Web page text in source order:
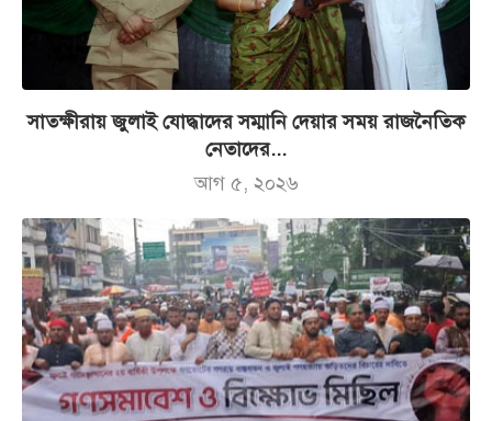
সাতক্ষীরায় জুলাই যোদ্ধাদের সম্মানি দেয়ার সময় রাজনৈতিক
নেতাদের...
আগ ৫, ২০২৬